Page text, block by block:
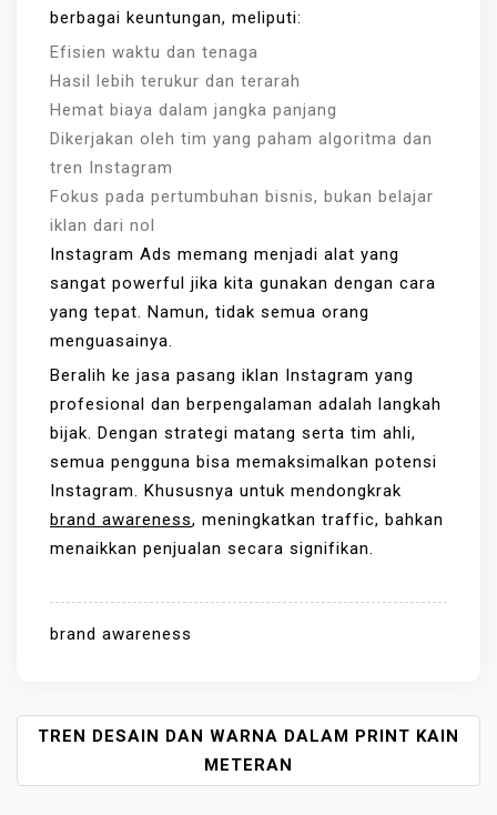
berbagai keuntungan, meliputi:
Efisien waktu dan tenaga
Hasil lebih terukur dan terarah
Hemat biaya dalam jangka panjang
Dikerjakan oleh tim yang paham algoritma dan
tren Instagram
Fokus pada pertumbuhan bisnis, bukan belajar
iklan dari nol
Instagram Ads memang menjadi alat yang
sangat powerful jika kita gunakan dengan cara
yang tepat. Namun, tidak semua orang
menguasainya.
Beralih ke jasa pasang iklan Instagram yang
profesional dan berpengalaman adalah langkah
bijak. Dengan strategi matang serta tim ahli,
semua pengguna bisa memaksimalkan potensi
Instagram. Khususnya untuk mendongkrak
brand awareness, meningkatkan traffic, bahkan
menaikkan penjualan secara signifikan.
brand awareness
P
S
TREN DESAIN DAN WARNA DALAM PRINT KAIN
METERAN